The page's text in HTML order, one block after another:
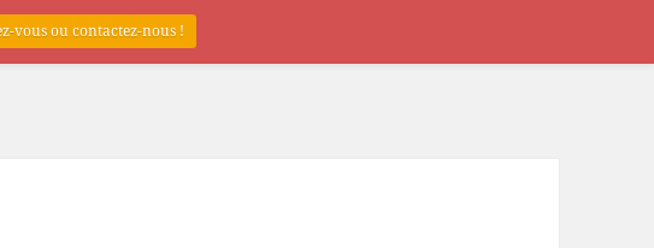
vous ou contactez-nous !